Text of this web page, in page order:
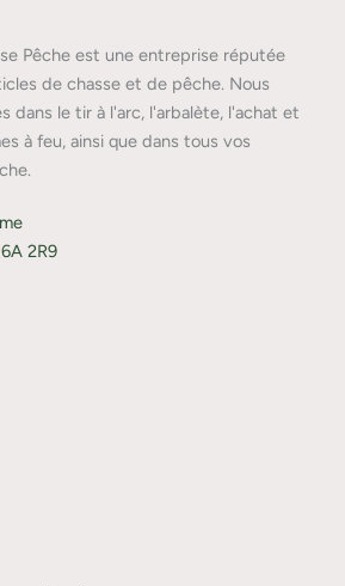
Pêche est une entreprise réputée
de chasse et de pêche. Nous
dans le tir à l'arc, l'arbalète, l'achat et
à feu, ainsi que dans tous vos
2R9